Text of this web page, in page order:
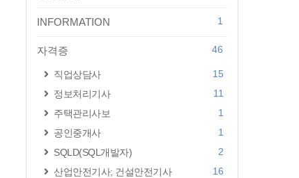
INFORMATION 1
자격증 46
직업상담사
15
정보처리기사
11
주택관리사보
1
공인중개사
1
SQLD(SQL개발자)
2
산업안전기사; 건설안전기사
16